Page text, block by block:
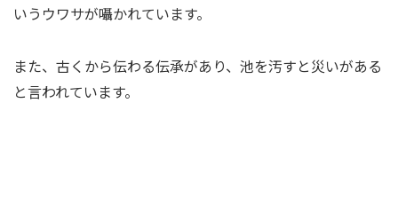
いうウワサが囁かれています。
また、古くから伝わる伝承があり、池を汚すと災いがある
と言われています。